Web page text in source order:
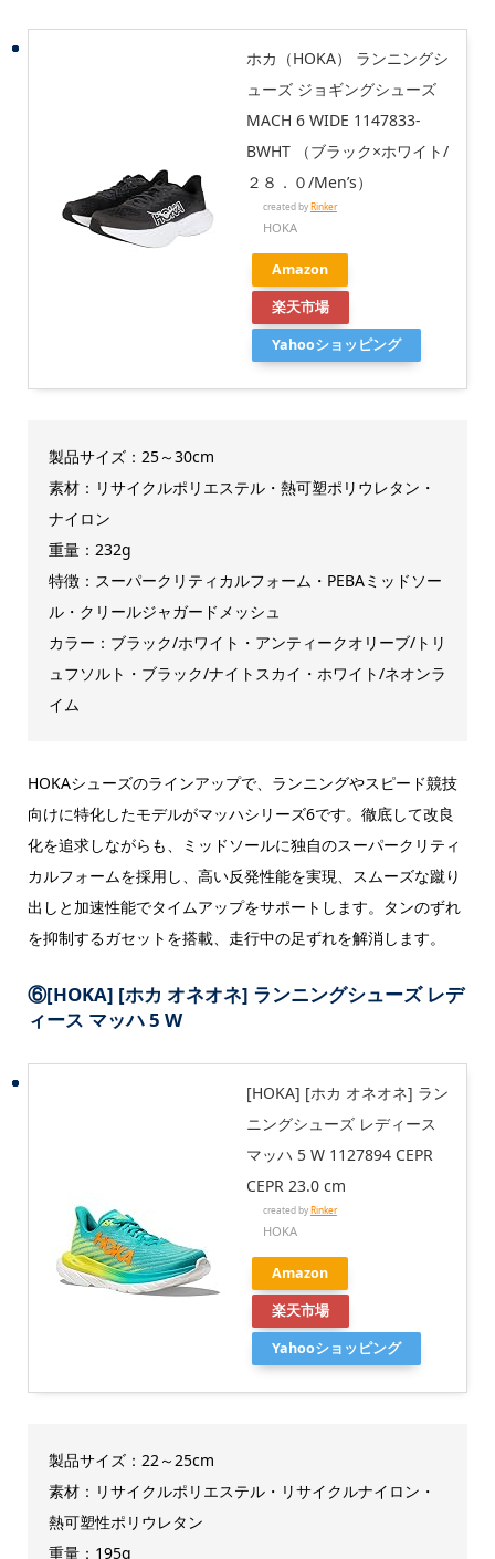
ホカ（HOKA） ランニングシ
ューズ ジョギングシューズ
MACH 6 WIDE 1147833-
BWHT （ブラック×ホワイト/
２８．０/Men’s）
created byRinker
HOKA
Amazon
楽天市場
Yahooショッピング
製品サイズ：25～30cm
素材：リサイクルポリエステル・熱可塑ポリウレタン・
ナイロン
重量：232g
特徴：スーパークリティカルフォーム・PEBAミッドソー
ル・クリールジャガードメッシュ
カラー：ブラック/ホワイト・アンティークオリーブ/トリ
ュフソルト・ブラック/ナイトスカイ・ホワイト/ネオンラ
イム
HOKAシューズのラインアップで、ランニングやスピード競技
向けに特化したモデルがマッハシリーズ6です。徹底して改良
化を追求しながらも、ミッドソールに独自のスーパークリティ
カルフォームを採用し、高い反発性能を実現、スムーズな蹴り
出しと加速性能でタイムアップをサポートします。タンのずれ
を抑制するガセットを搭載、走行中の足ずれを解消します。
⑥[HOKA] [ホカ オネオネ] ランニングシューズ レデ
ィース マッハ 5 W
[HOKA] [ホカ オネオネ] ラン
ニングシューズ レディース
マッハ 5 W 1127894 CEPR
CEPR 23.0 cm
created byRinker
HOKA
Amazon
楽天市場
Yahooショッピング
製品サイズ：22～25cm
素材：リサイクルポリエステル・リサイクルナイロン・
熱可塑性ポリウレタン
重量：195g